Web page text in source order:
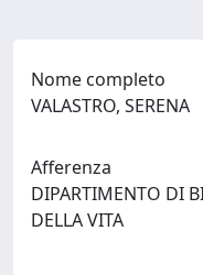
Nome completo
VALASTRO, SERENA
Afferenza
DIPARTIMENTO DI
DELLA VITA